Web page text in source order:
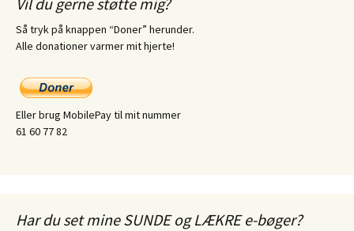
Så tryk på knappen “Doner” herunder.
Alle donationer varmer mit hjerte!
Eller brug MobilePay til mit nummer
61 60 77 82
Har du set mine SUNDE og LÆKRE e-bøger?